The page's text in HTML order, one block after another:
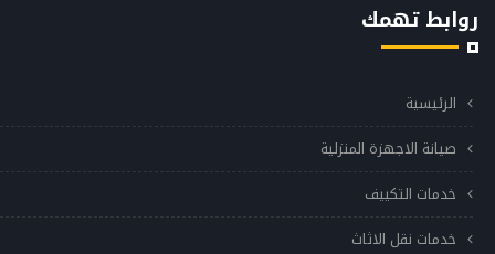
روابط تهمك
الرئيسية
صيانة الاجهزة المنزلية
خدمات التكييف
خدمات نقل الاثاث